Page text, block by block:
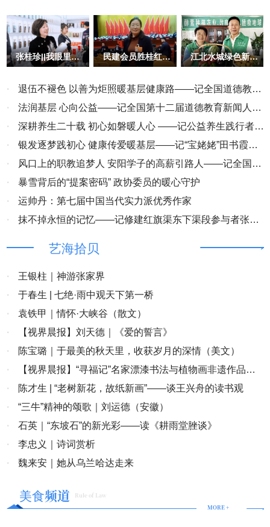
张桂珍||我眼里的
美女企业家
民建会员胜桂红：
殷商文化的传承者
江北水城绿色新篇
章：华越酵素种植
·
退伍不褪色 以善为炬照暖基层健康路——记全国道德教育
新闻人物、安阳蓝艺健康科技有限公司负责人冯明
·
法润基层 心向公益——记全国第十二届道德教育新闻人物
段宏伟
·
深耕养生二十载 初心如磐暖人心 ——记公益养生践行者、
全国第十二届道德教育新闻人物赵树军
·
银发逐梦践初心 健康传爱暖基层——记“宝姥姥”田书霞：
以向善之行铸就基层道德标杆
·
风口上的职教追梦人 安阳学子的高薪引路人——记全国第
十二届道德新闻人物周兰英
·
暴雪背后的“提案密码” 政协委员的暖心守护
·
运帅丹：第七届中国当代实力派优秀作家
·
抹不掉永恒的记忆——记修建红旗渠东下渠段参与者张福
艺海拾贝
·
王银柱｜神游张家界
·
于春生 | 七绝·雨中观天下第一桥
·
袁铁甲｜情怀·大峡谷（散文）
·
【视界晨报】刘天德｜《爱的誓言》
·
陈宝璐｜于最美的秋天里，收获岁月的深情（美文）
·
【视界晨报】“寻福记”名家漂漆书法与植物画非遗作品展
在福州成功举办
·
陈才生 | “老树新花，故纸新画”——谈王兴舟的读书观
·
“三牛”精神的颂歌｜刘运德（安徽）
·
石英｜“东坡石”的新光彩——读《耕雨堂脞谈》
·
李忠义｜诗词赏析
·
魏来安｜她从乌兰哈达走来
美食频道
Rule of Law
MORE +